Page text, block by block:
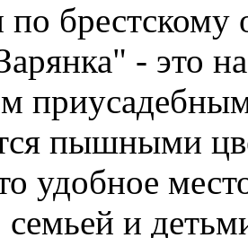
по
- это
пышными
удобное
и